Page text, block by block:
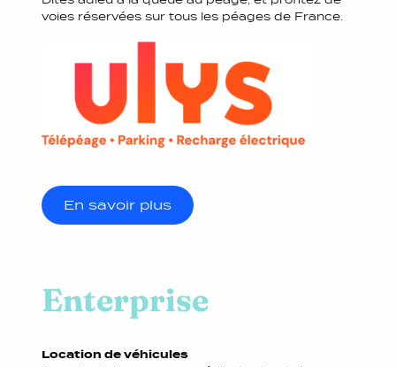
voies réservées sur tous les péages de France.
En savoir plus
Enterprise
Location de véhicules